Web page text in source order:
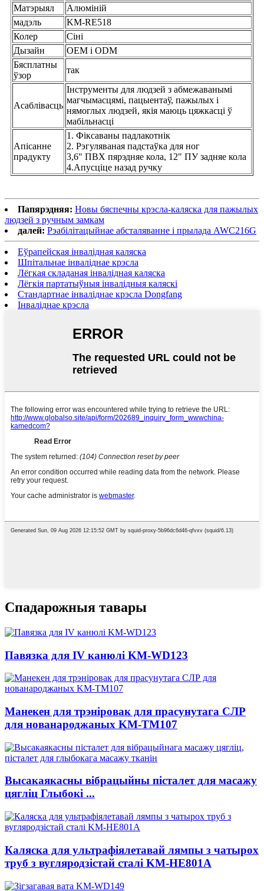
Матэрыял
Алюміній
мадэль
KM-RE518
Колер
Сіні
Дызайн
OEM і ODM
Бясплатны
ўзор
так
Асаблівасць
Інструменты для людзей з абмежаванымі
магчымасцямі, пацыентаў, пажылых і
нямоглых людзей, якія маюць цяжкасці ў
мабільнасці
Апісанне
прадукту
1. Фіксаваны падлакотнік
2. Рэгуляваная падстаўка для ног
3,6" ПВХ пярэдняе кола, 12" ПУ задняе кола
4.Апусціце назад ручку
Папярэдняя: Новы бяспечны крэсла-каляска для пажылых
людзей з ручным замкам
далей: Рэабілітацыйнае абсталяванне і прылада AWC216G
Еўрапейская інвалідная каляска
Шпітальнае інваліднае крэсла
Лёгкая складаная інвалідная каляска
Лёгкія партатыўныя інвалідныя каляскі
Стандартнае інваліднае крэсла Dongfang
Інваліднае крэсла
Спадарожныя тавары
Павязка для IV канюлі KM-WD123
Манекен для трэніровак для прасунутага СЛР
для нованароджаных KM-TM107
Высакаякасны вібрацыйны пісталет для масажу
цягліц Глыбокі ...
Каляска для ультрафіялетавай лямпы з чатырох
труб з вугляродзістай сталі KM-HE801A